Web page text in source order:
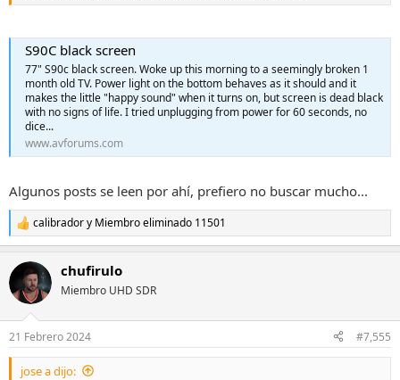
S90C black screen
77" S90c black screen. Woke up this morning to a seemingly broken 1
month old TV. Power light on the bottom behaves as it should and it
makes the little "happy sound" when it turns on, but screen is dead black
with no signs of life. I tried unplugging from power for 60 seconds, no
dice...
www.avforums.com
Algunos posts se leen por ahí, prefiero no buscar mucho...
R
e
c
i
e
s
calibradory Miembro eliminado 11501
chufirulo
Miembro UHD SDR
21 Febrero 2024 #7,555
jose a dijo: